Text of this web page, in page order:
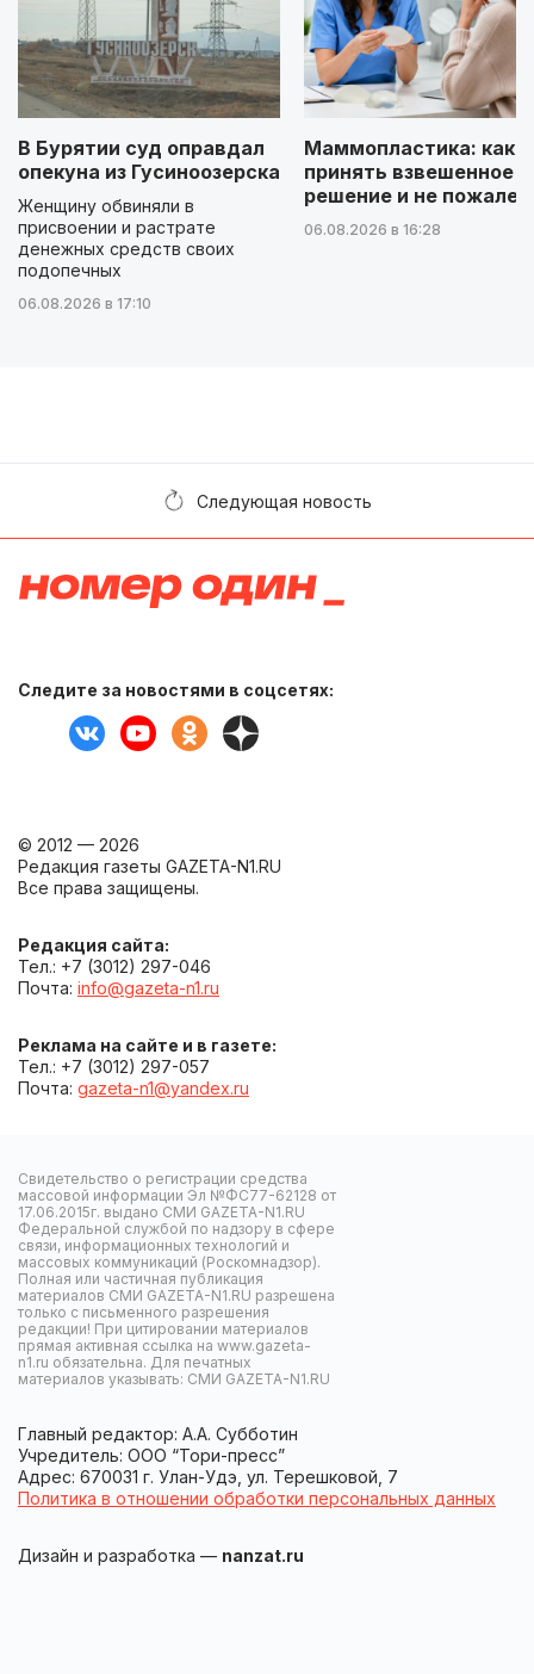
В Бурятии суд оправдал
опекуна из Гусиноозерска
Женщину обвиняли в
присвоении и растрате
денежных средств своих
подопечных
06.08.2026 в 17:10
Маммопластика: как
принять взвешенное
решение и не
06.08.2026 в 16:28
Следующая новость
Следите за новостями в соцсетях:
© 2012 — 2026
Редакция газеты GAZETA-N1.RU
Все права защищены.
Редакция сайта:
Тел.: +7 (3012) 297-046
Почта: info@gazeta-n1.ru
Реклама на сайте и в газете:
Тел.: +7 (3012) 297-057
Почта: gazeta-n1@yandex.ru
Свидетельство о регистрации средства
массовой информации Эл №ФС77-62128 от
17.06.2015г. выдано СМИ GAZETA-N1.RU
Федеральной службой по надзору в сфере
связи, информационных технологий и
массовых коммуникаций (Роскомнадзор).
Полная или частичная публикация
материалов СМИ GAZETA-N1.RU разрешена
только с письменного разрешения
редакции! При цитировании материалов
прямая активная ссылка на www.gazeta-
n1.ru обязательна. Для печатных
материалов указывать: СМИ GAZETA-N1.RU
Главный редактор: А.А. Субботин
Учредитель: ООО “Тори-пресс”
Адрес: 670031 г. Улан-Удэ, ул. Терешковой, 7
Политика в отношении обработки персональных данных
Дизайн и разработка — nanzat.ru